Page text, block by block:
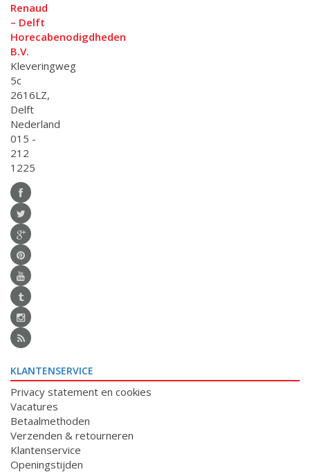
Renaud
– Delft
Horecabenodigdheden
B.V.
Kleveringweg
5c
2616LZ,
Delft
Nederland
015 -
212
1225
KLANTENSERVICE
Privacy statement en cookies
Vacatures
Betaalmethoden
Verzenden & retourneren
Klantenservice
Openingstijden